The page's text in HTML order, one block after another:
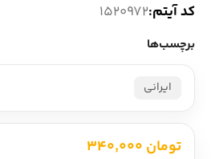
کد آیتم:1520972
برچسب‌ها
ایرانی
تومان 340,000